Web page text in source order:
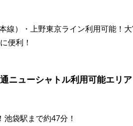
線）・上野東京ライン利用可能！
便利！
ニューシャトル利用可能エリア
袋駅まで約47分！